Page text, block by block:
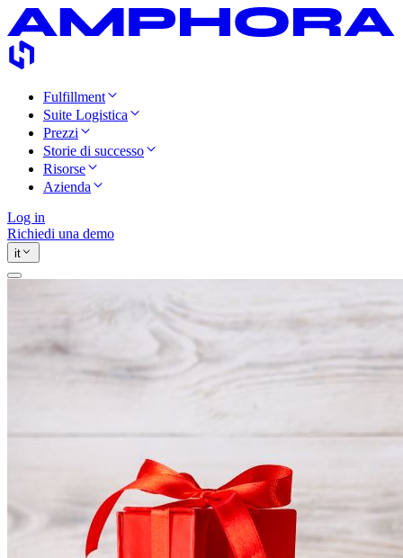
Fulfillment
Suite Logistica
Prezzi
Storie di successo
Risorse
Azienda
Log in
Richiedi una demo
it